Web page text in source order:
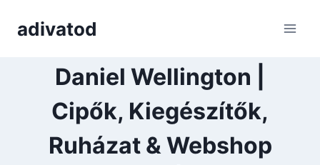
adivatod
Daniel Wellington |
Cipők, Kiegészítők,
Ruházat & Webshop